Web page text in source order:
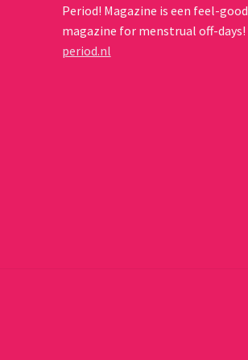
Period! Magazine is een feel-good
magazine for menstrual off-days!
period.nl